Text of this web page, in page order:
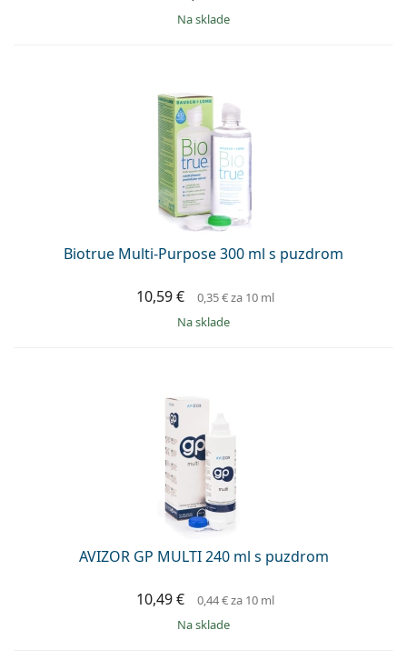
na sklade
Biotrue Multi-Purpose 300 ml s puzdrom
10,59 € 0,35 €za 10 ml
na sklade
AVIZOR GP MULTI 240 ml s puzdrom
10,49 € 0,44 €za 10 ml
na sklade